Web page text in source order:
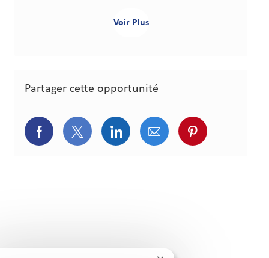
Voir Plus
Partager cette opportunité
Partager via Facebook
Partager via Twitter
Partager via LinkedIn
Partager via courriel
Partager via